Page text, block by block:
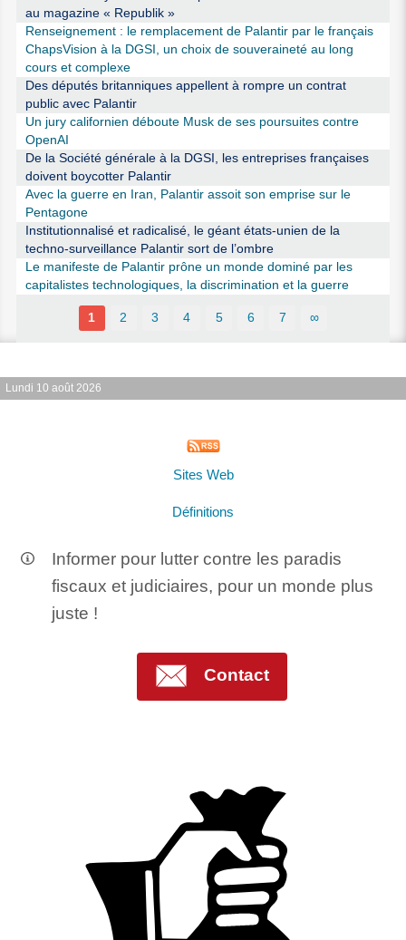
au magazine « Republik »
Renseignement : le remplacement de Palantir par le français
ChapsVision à la DGSI, un choix de souveraineté au long
cours et complexe
Des députés britanniques appellent à rompre un contrat
public avec Palantir
Un jury californien déboute Musk de ses poursuites contre
OpenAI
De la Société générale à la DGSI, les entreprises françaises
doivent boycotter Palantir
Avec la guerre en Iran, Palantir assoit son emprise sur le
Pentagone
Institutionnalisé et radicalisé, le géant états-unien de la
techno-surveillance Palantir sort de l’ombre
Le manifeste de Palantir prône un monde dominé par les
capitalistes technologiques, la discrimination et la guerre
1 2 3 4 5 6 7 ∞
Lundi 10 août 2026
Sites Web
Définitions
Informer pour lutter contre les paradis
fiscaux et judiciaires, pour un monde plus
juste !
Contact